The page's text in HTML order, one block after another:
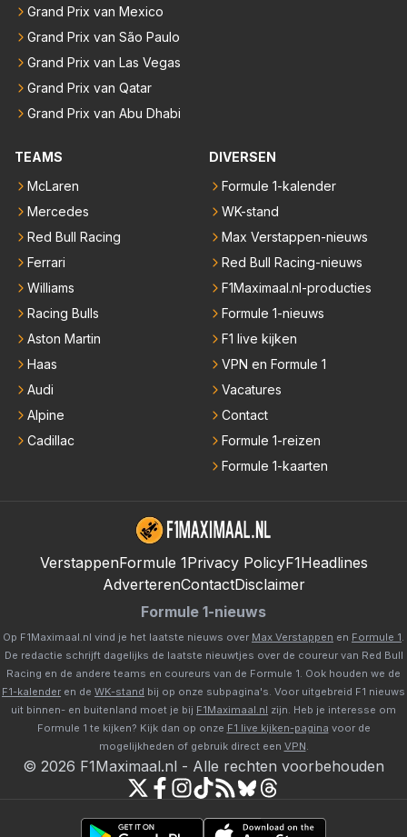
Grand Prix van Mexico
Grand Prix van São Paulo
Grand Prix van Las Vegas
Grand Prix van Qatar
Grand Prix van Abu Dhabi
TEAMS
McLaren
Mercedes
Red Bull Racing
Ferrari
Williams
Racing Bulls
Aston Martin
Haas
Audi
Alpine
Cadillac
DIVERSEN
Formule 1-kalender
WK-stand
Max Verstappen-nieuws
Red Bull Racing-nieuws
F1Maximaal.nl-producties
Formule 1-nieuws
F1 live kijken
VPN en Formule 1
Vacatures
Contact
Formule 1-reizen
Formule 1-kaarten
VerstappenFormule 1Privacy PolicyF1Headlines
AdverterenContactDisclaimer
Formule 1-nieuws
Op F1Maximaal.nl vind je het laatste nieuws over Max Verstappen en Formule 1
De redactie schrijft dagelijks de laatste nieuwtjes over de coureur van Red Bull
Racing en de andere teams en coureurs van de Formule 1. Ook houden we de
F1-kalender en de WK-stand bij op onze subpagina's. Voor uitgebreid F1 nieuws
uit binnen- en buitenland moet je bij F1Maximaal.nl zijn. Heb je interesse om
Formule 1 te kijken? Kijk dan op onze F1 live kijken-pagina voor de
mogelijkheden of gebruik direct een VPN
© 2026 F1Maximaal.nl - Alle rechten voorbehouden